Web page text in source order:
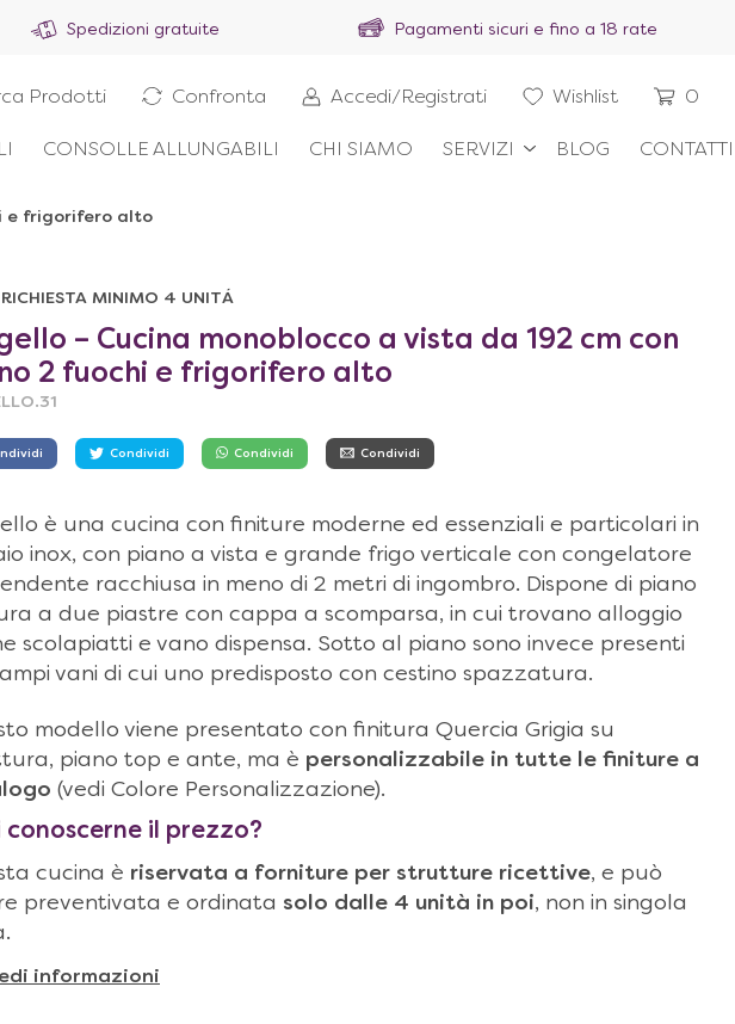
Spedizioni gratuite Pagamenti sicuri e fino a 18 rate
CONSOLLE ALLUNGABILI CHI SIAMO SERVIZI BLOG CONTATTI
Prodotti Confronta Accedi/Registrati Wishlist 0
e frigorifero alto
RICHIESTA MINIMO 4 UNITÁ
– Cucina monoblocco a vista da 192 cm con
2 fuochi e frigorifero alto
Condividi Condividi Condividi
è una cucina con finiture moderne ed essenziali e particolari in
inox, con piano a vista e grande frigo verticale con congelatore
racchiusa in meno di 2 metri di ingombro. Dispone di piano
a due piastre con cappa a scomparsa, in cui trovano alloggio
scolapiatti e vano dispensa. Sotto al piano sono invece presenti
vani di cui uno predisposto con cestino spazzatura.
modello viene presentato con finitura Quercia Grigia su
piano top e ante, ma è personalizzabile in tutte le finiture a
(vedi Colore Personalizzazione).
conoscerne il prezzo?
cucina è riservata a forniture per strutture ricettive, e può
preventivata e ordinata solo dalle 4 unità in poi, non in singola
informazioni